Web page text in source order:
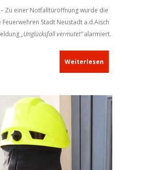
Zu einer Notfalltüröffnung wurde die
Feuerwehren Stadt Neustadt a.d.Aisch
„Unglücksfall vermutet“alarmiert.
Weiterlesen